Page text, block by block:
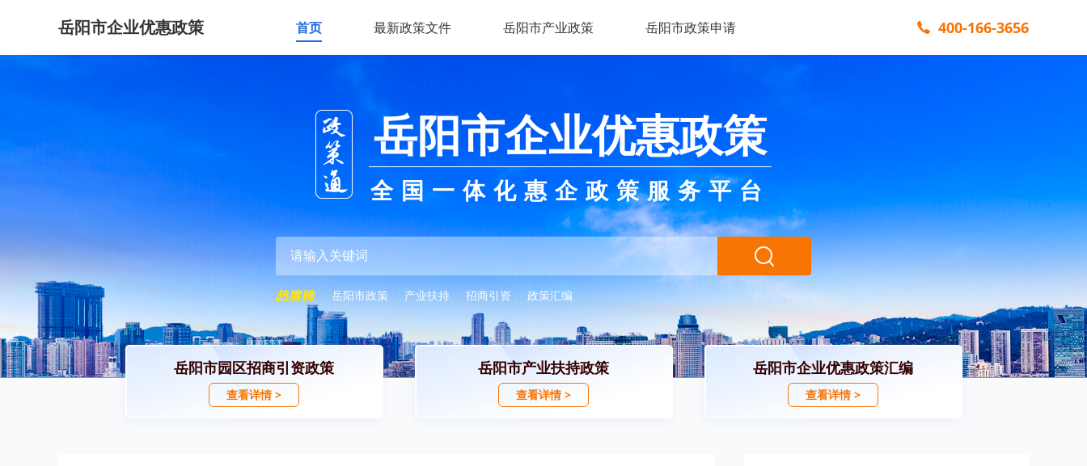
岳阳市企业优惠政策 首页 最新政策文件 岳阳市产业政策 岳阳市政策申请 400-166-3656
岳阳市企业优惠政策
全国一体化惠企政策服务平台
岳阳市政策 产业扶持 招商引资 政策汇编
岳阳市园区招商引资政策
查看详情 >
岳阳市产业扶持政策
查看详情 >
岳阳市企业优惠政策汇编
查看详情 >